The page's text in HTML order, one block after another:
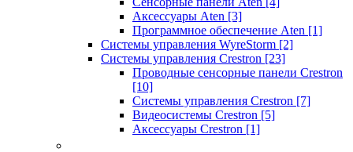
Аксессуары Aten [3]
Программное обеспечение Aten [1]
Системы управления WyreStorm [2]
Системы управления Crestron [23]
Проводные сенсорные панели Crestron
[10]
Системы управления Crestron [7]
Видеосистемы Crestron [5]
Аксессуары Crestron [1]